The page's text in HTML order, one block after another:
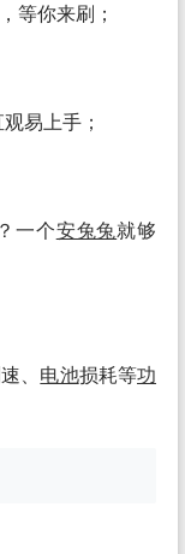
等你来刷；
易上手；
一个安兔兔就够
、 电池损耗等功